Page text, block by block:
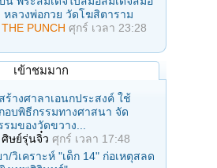
หลวงพ่อกวย วัดโฆสิตาราม
THE PUNCH ศุกร์ เวลา 23:28
เข้าชมมาก
ร้างศาลาเอนกประสงค์ ใช้
อบพิธีกรรมทางศาสนา จัด
รมของวัดขวาง...
ศิษย์รุ่นจิ๋ว ศุกร์ เวลา 17:48
/วิเคราะห์ "เด็ก 14" ก่อเหตุสลด